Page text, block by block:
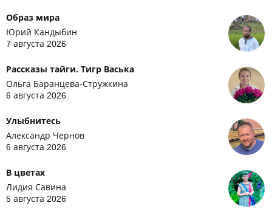
Образ мира
Юрий Кандыбин
7 августа 2026
Рассказы тайги. Тигр Васька
Ольга Баранцева-Стружкина
6 августа 2026
Улыбнитесь
Александр Чернов
6 августа 2026
В цветах
Лидия Савина
5 августа 2026